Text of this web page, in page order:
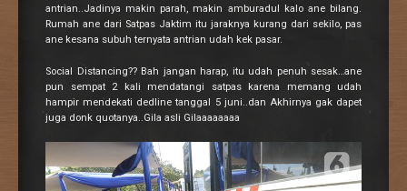
antrian..Jadinya makin parah, makin amburadul kalo ane bilang.
Rumah ane dari Satpas Jaktim itu jaraknya kurang dari sekilo, pas
ane kesana subuh ternyata antrian udah kek pasar.
Social Distancing?? Bah jangan harap, itu udah penuh sesak…ane
pun sempat 2 kali mendatangi satpas karena memang udah
hampir mendekati dedline tanggal 5 juni..dan Akhirnya gak dapet
juga donk quotanya..Gila asli Gilaaaaaaaa